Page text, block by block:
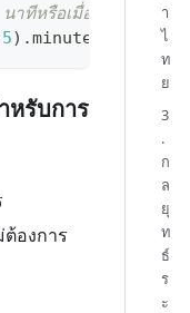
ทีหรือเมื่อแบทช์เต็ม
5) .minutes
หรับการ
องการ
า
ไ
ท
ย
3
.
ก
ล
ยุ
ท
ธ์
ร
ะ